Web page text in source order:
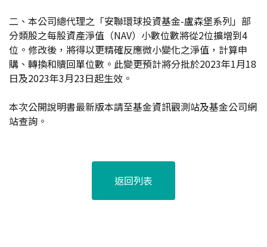
二、本公司總代理之「安聯環球投資基金-盧森堡系列」部
分類股之每股資產淨值（NAV）小數位數將從2位擴增到4
位。修改後，將得以更精確反應微小變化之淨值，計算申
購、轉換和贖回單位數。此變更預計將分批於2023年1月18
日及2023年3月23日起生效。
本次公開說明書最新版本請至基金資訊觀測站及基金公司網
站查詢。
返回列表